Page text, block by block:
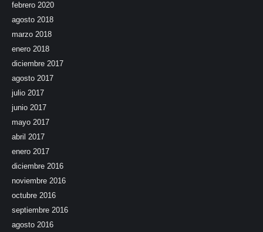
febrero 2020
agosto 2018
marzo 2018
enero 2018
diciembre 2017
agosto 2017
julio 2017
junio 2017
mayo 2017
abril 2017
enero 2017
diciembre 2016
noviembre 2016
octubre 2016
septiembre 2016
agosto 2016